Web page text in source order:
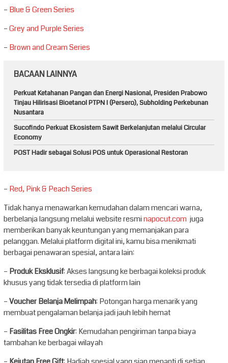
– Blue & Green Series
–Grey and Purple Series
– Brown and Cream Series
BACAAN LAINNYA
Perkuat Ketahanan Pangan dan Energi Nasional, Presiden Prabowo
Tinjau Hilirisasi Bioetanol PTPN I (Persero), Subholding Perkebunan
Nusantara
Sucofindo Perkuat Ekosistem Sawit Berkelanjutan melalui Circular
Economy
POST Hadir sebagai Solusi POS untuk Operasional Restoran
– Red, Pink & Peach Series
Tidak hanya menawarkan kemudahan dalam mencari warna,
berbelanja langsung melalui website resminapocut.com juga
memberikan banyak keuntungan yang memanjakan para
pelanggan. Melalui platform digital ini, kamu bisa menikmati
berbagai penawaran spesial, antara lain:
– Produk Eksklusif: Akses langsung ke berbagai koleksi produk
khusus yang tidak tersedia di platform lain
–Voucher Belanja Melimpah: Potongan harga menarik yang
membuat pengalaman belanja jadi jauh lebih hemat
– Fasilitas Free Ongkir: Kemudahan pengiriman tanpa biaya
tambahan ke berbagai wilayah